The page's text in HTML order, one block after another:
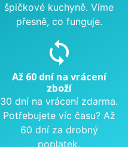
špičkové kuchyně. Víme
přesně, co funguje.
sync
Až 60 dní na vrácení
zboží
30 dní na vrácení zdarma.
Potřebujete víc času? Až
60 dní za drobný
poplatek.